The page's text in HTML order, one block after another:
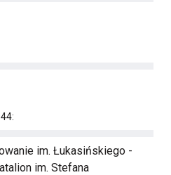
im. Łukasińskiego -
im. Stefana